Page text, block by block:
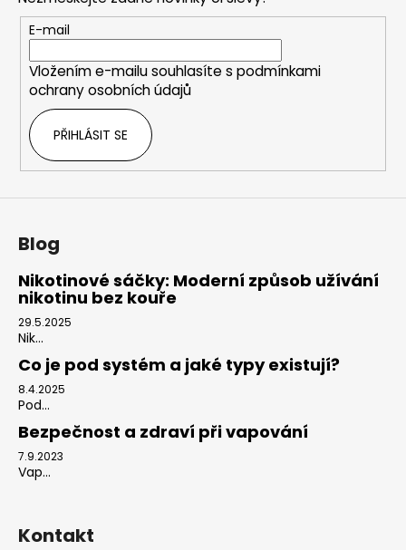
E-mail
Vložením e-mailu souhlasíte s podmínkami
ochrany osobních údajů
PŘIHLÁSIT SE
Blog
Nikotinové sáčky: Moderní způsob užívání
nikotinu bez kouře
29.5.2025
Nik...
Co je pod systém a jaké typy existují?
8.4.2025
Pod...
Bezpečnost a zdraví při vapování
7.9.2023
Vap...
Kontakt